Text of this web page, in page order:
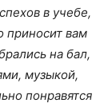
в учебе,
приносит вам
на бал,
музыкой,
понравятся